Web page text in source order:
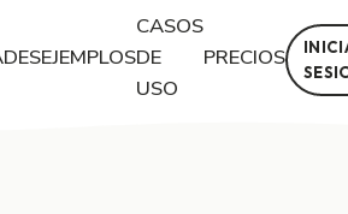
EJEMPLOS
CASOS
DE
USO
PRECIOS